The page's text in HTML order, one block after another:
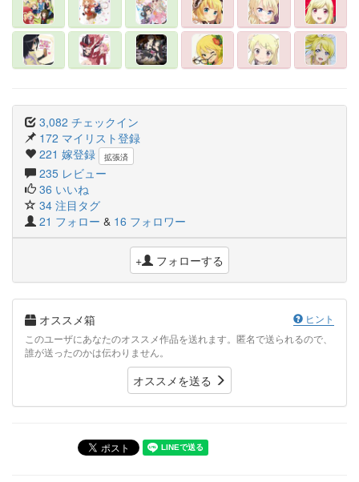
3,082 チェックイン
172 マイリスト登録
221 嫁登録
拡張済
235 レビュー
36 いいね
34 注目タグ
21 フォロー & 16 フォロワー
+ フォローする
オススメ箱
ヒント
このユーザにあなたのオススメ作品を送れます。匿名で送られるので、
誰が送ったのかは伝わりません。
オススメを送る